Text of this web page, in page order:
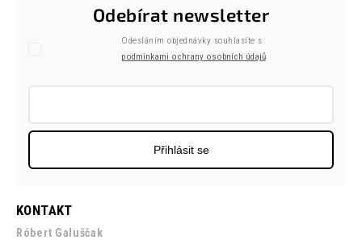
KONTAKT
Róbert Galuščak
Odebírat newsletter
Odesláním objednávky souhlasíte s
podmínkami ochrany osobních údajů
Přihlásit se